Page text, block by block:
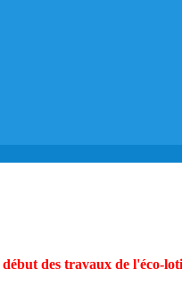
des travaux de l'éco-